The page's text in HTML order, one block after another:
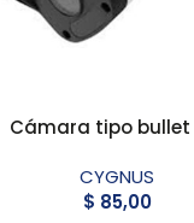
Cámara tipo
CYGNUS
$ 85,00